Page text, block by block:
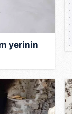
yerinin